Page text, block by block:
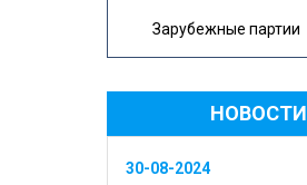
Зарубежные партии
НОВОСТИ
30-08-2024